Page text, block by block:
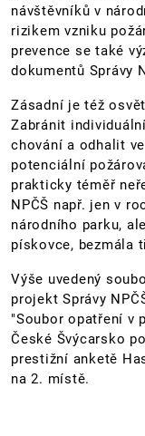
návštěvníků v
rizikem vzniku
prevence se také
dokumentů Správy
Zásadní je též
Zabránit
chování a odhalit
potenciální
prakticky téměř
NPČŠ např. jen v
národního parku,
pískovce, bezmála
Výše uvedený
projekt Správy
"Soubor opatření v
České Švýcarsko
prestižní anketě
na 2. místě.